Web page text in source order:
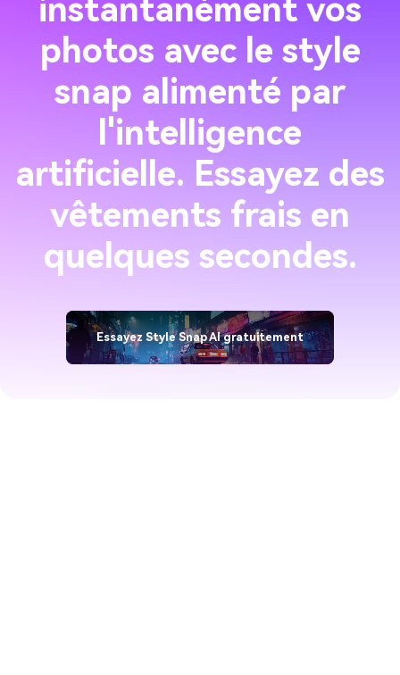
instantanément vos
photos avec le style
snap alimenté par
l'intelligence
artificielle. Essayez des
vêtements frais en
quelques secondes.
Essayez Style Snap AI gratuitement